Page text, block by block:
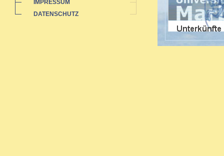
IMPRESSUM
DATENSCHUTZ